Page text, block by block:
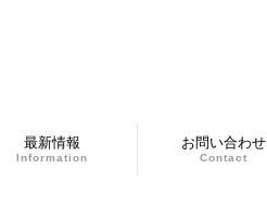
最新情報
Information
お問い合わせ
Contact